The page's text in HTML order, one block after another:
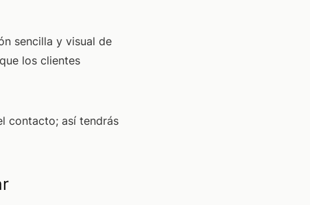
sencilla y visual de
los clientes
contacto; así tendrás